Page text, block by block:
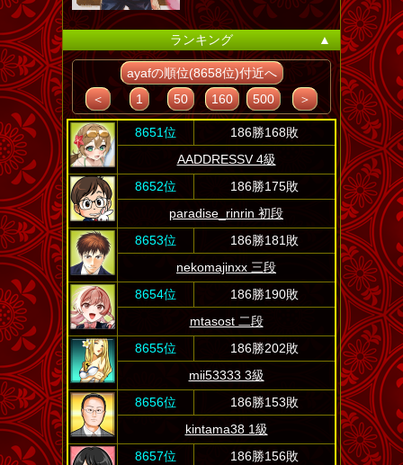
ランキング ▲
ayafの順位(8658位)付近へ
＜
1 50 160 500 ＞
8651位
186勝168敗
AADDRESSV 4級
8652位
186勝175敗
paradise_rinrin 初段
8653位
186勝181敗
nekomajinxx 三段
8654位
186勝190敗
mtasost 二段
8655位
186勝202敗
mii53333 3級
8656位
186勝153敗
kintama38 1級
8657位
186勝156敗